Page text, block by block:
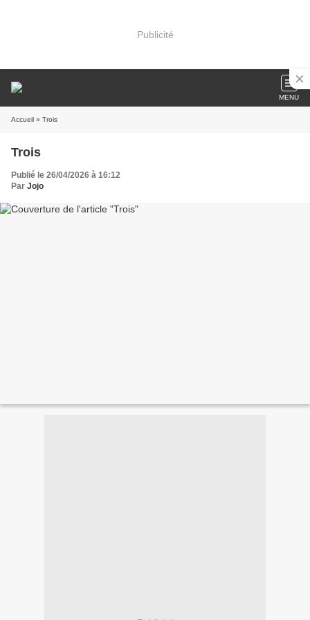
Publicité
MENU
Accueil » Trois
Trois
Publié le 26/04/2026 à 16:12
Par Jojo